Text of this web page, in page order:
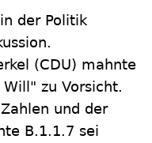
der Politik
(CDU) mahnte
zu Vorsicht.
und der
B.1.1.7 sei